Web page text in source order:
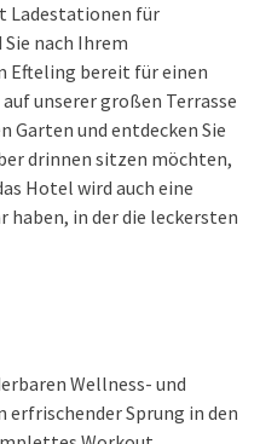
Ladestationen für
nach Ihrem
Efteling bereit für einen
unserer großen Terrasse
Garten und entdecken Sie
drinnen sitzen möchten,
Hotel wird auch eine
in der die leckersten
Wellness- und
Sprung in den